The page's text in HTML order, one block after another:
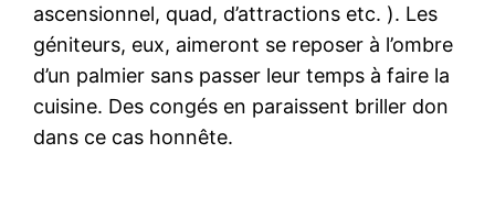
ascensionnel, quad, d’attractions etc. ). Les
géniteurs, eux, aimeront se reposer à l’ombre
d’un palmier sans passer leur temps à faire la
cuisine. Des congés en paraissent briller don
dans ce cas honnête.